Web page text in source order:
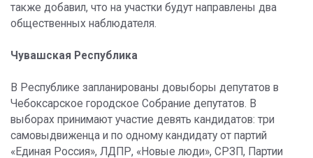
также добавил, что на участки будут направлены два
общественных наблюдателя.
Чувашская Республика
В Республике запланированы довыборы депутатов в
Чебоксарское городское Собрание депутатов. В
выборах принимают участие девять кандидатов: три
самовыдвиженца и по одному кандидату от партий
«Единая Россия», ЛДПР, «Новые люди», СРЗП, Партии